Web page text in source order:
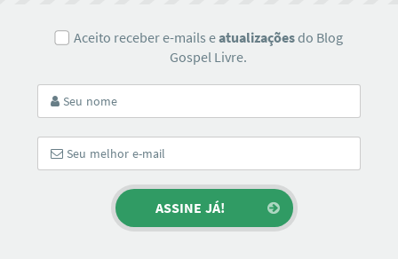
Aceito receber e-mails eatualizaçõesdo Blog
Gospel Livre.